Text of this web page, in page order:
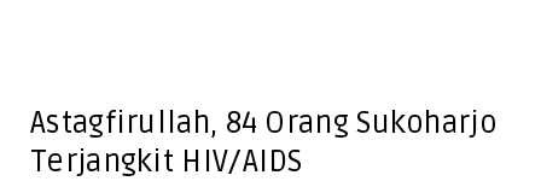
Astagfirullah, 84 Orang Sukoharjo
Terjangkit HIV/AIDS